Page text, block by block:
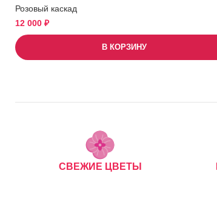
Розовый каскад
12 000 ₽
В КОРЗИНУ
СВЕЖИЕ ЦВЕТЫ